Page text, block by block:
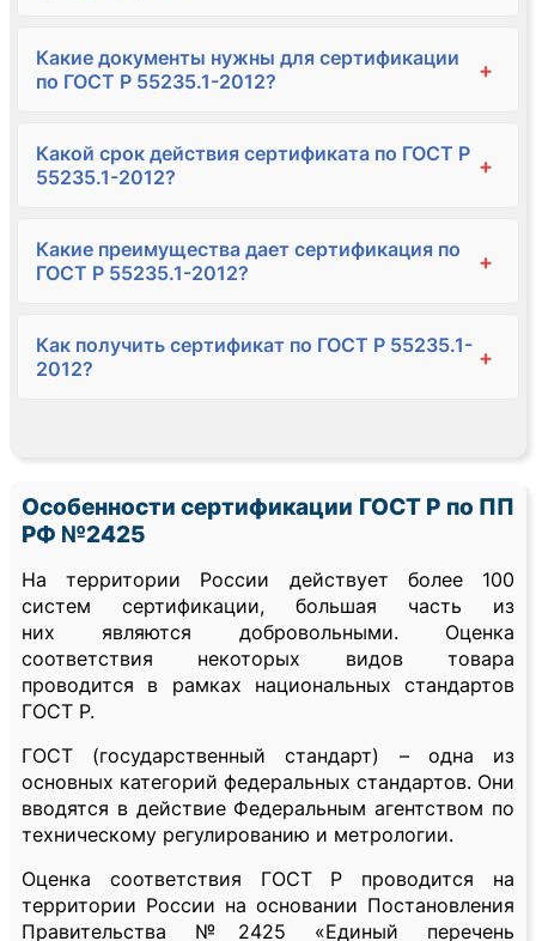
Какие документы нужны для сертификации
по ГОСТ Р 55235.1-2012?
+
Какой срок действия сертификата по ГОСТ Р
55235.1-2012?
+
Какие преимущества дает сертификация по
ГОСТ Р 55235.1-2012?
+
Как получить сертификат по ГОСТ Р 55235.1-
2012?
+
Особенности сертификации ГОСТ Р по ПП
РФ №2425
На территории России действует более 100
систем сертификации, большая часть из
них являются добровольными. Оценка
соответствия некоторых видов товара
проводится в рамках национальных стандартов
ГОСТ Р.
ГОСТ (государственный стандарт) – одна из
основных категорий федеральных стандартов. Они
вводятся в действие Федеральным агентством по
техническому регулированию и метрологии.
Оценка соответствия ГОСТ Р проводится на
территории России на основании Постановления
Правительства №2425 «Единый перечень